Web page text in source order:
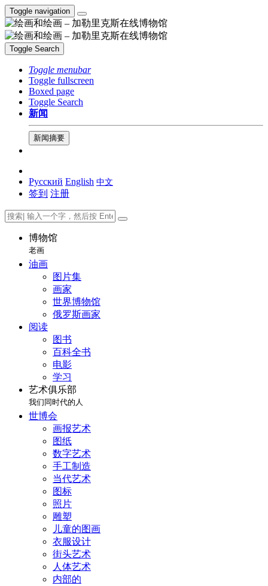
Toggle navigation
Toggle Search
Toggle menubar
Toggle fullscreen
Boxed page
Toggle Search
新闻
新闻摘要
Русский English 中文
签到 注册
博物馆
老画
油画
图片集
画家
世界博物馆
俄罗斯画家
阅读
图书
百科全书
电影
学习
艺术俱乐部
我们同时代的人
世博会
画报艺术
图纸
数字艺术
手工制造
当代艺术
图标
照片
雕塑
儿童的图画
衣服设计
街头艺术
人体艺术
内部的